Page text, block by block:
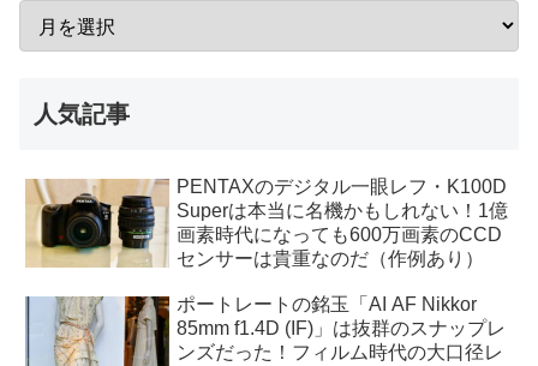
人気記事
PENTAXのデジタル一眼レフ・K100D
Superは本当に名機かもしれない！1億
画素時代になっても600万画素のCCD
センサーは貴重なのだ（作例あり）
ポートレートの銘玉「AI AF Nikkor
85mm f1.4D (IF)」は抜群のスナップレ
ンズだった！フィルム時代の大口径レ